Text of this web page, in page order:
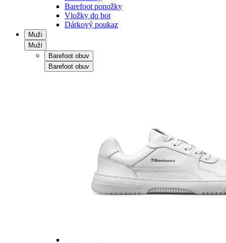
Barefoot ponožky
Vložky do bot
Dárkový poukaz
Muži
Muži
Barefoot obuv
Barefoot obuv